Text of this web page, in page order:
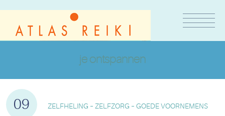
je ontspannen
09 ZELFHELING – ZELFZORG – GOEDE VOORNEMENS